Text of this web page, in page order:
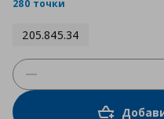
280 точки
205.845.34